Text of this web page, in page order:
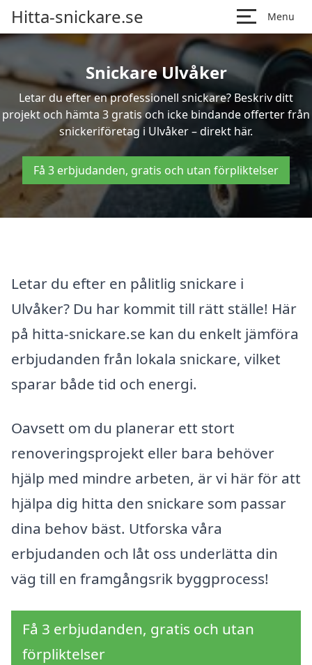
Hitta-snickare.se Menu
Snickare Ulvåker
Letar du efter en professionell snickare? Beskriv ditt
projekt och hämta 3 gratis och icke bindande offerter från
snickeriföretag i Ulvåker – direkt här.
Få 3 erbjudanden, gratis och utan förpliktelser
Letar du efter en pålitlig snickare i
Ulvåker? Du har kommit till rätt ställe! Här
på hitta-snickare.se kan du enkelt jämföra
erbjudanden från lokala snickare, vilket
sparar både tid och energi.
Oavsett om du planerar ett stort
renoveringsprojekt eller bara behöver
hjälp med mindre arbeten, är vi här för att
hjälpa dig hitta den snickare som passar
dina behov bäst. Utforska våra
erbjudanden och låt oss underlätta din
väg till en framgångsrik byggprocess!
Få 3 erbjudanden, gratis och utan
förpliktelser